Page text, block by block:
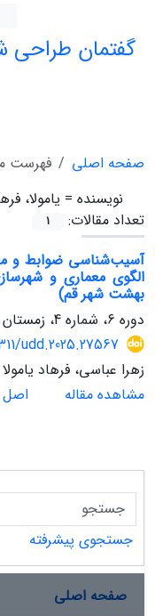
گفتمان طراحی
صفحه اصلی
فهرست
نویسنده = یامولا،
تعداد مقالات:
1
آسیب‌شناسی ضوابط و
الگوی معماری و
بهشت شهر قم)
دوره 6، شماره 4، زمستان 1404، صفحه
udd.2025.27567
زهرا عباسی، فرهاد یامولا
مشاهده مقاله
اصل
جستجوی پیشرفته
صفحه اصلی